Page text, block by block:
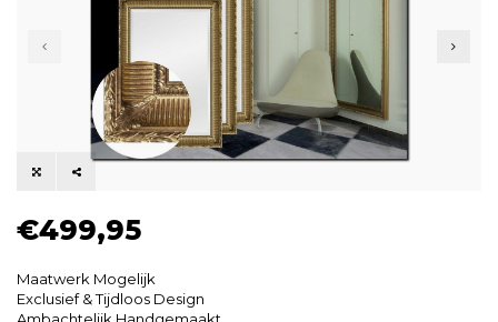
€499,95
Maatwerk Mogelijk
Exclusief & Tijdloos Design